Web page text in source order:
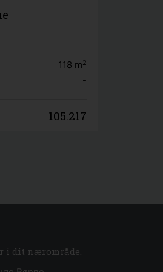
118 m2
-
105.217
i dit nærområde.